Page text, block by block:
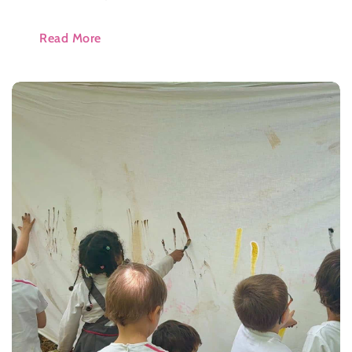
Read More